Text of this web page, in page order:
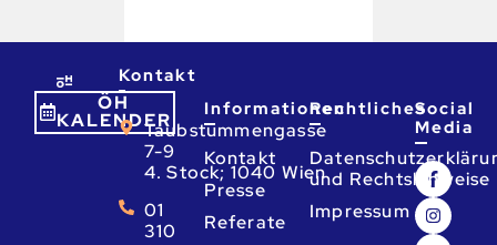
ÖH
KALENDER
Kontakt
Taubstummengasse
7-9
4. Stock; 1040 Wien
01
310
Informationen
Kontakt
Presse
Referate
Rechtliches
und Rechtshinweise
Impressum
Social
Media